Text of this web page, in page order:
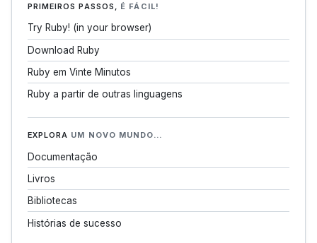
PRIMEIROS PASSOS, É FÁCIL!
Try Ruby! (in your browser)
Download Ruby
Ruby em Vinte Minutos
Ruby a partir de outras linguagens
EXPLORA UM NOVO MUNDO…
Documentação
Livros
Bibliotecas
Histórias de sucesso